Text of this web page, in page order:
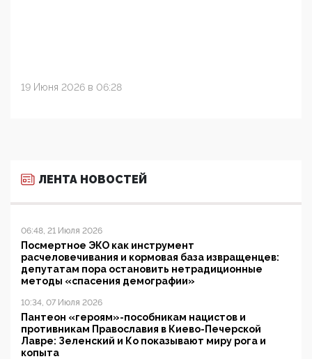
19 Июня 2026 в 06:28
ЛЕНТА НОВОСТЕЙ
06:48, 21 Июля 2026
Посмертное ЭКО как инструмент
расчеловечивания и кормовая база извращенцев:
депутатам пора остановить нетрадиционные
методы «спасения демографии»
10:34, 07 Июля 2026
Пантеон «героям»-пособникам нацистов и
противникам Православия в Киево-Печерской
Лавре: Зеленский и Ко показывают миру рога и
копыта